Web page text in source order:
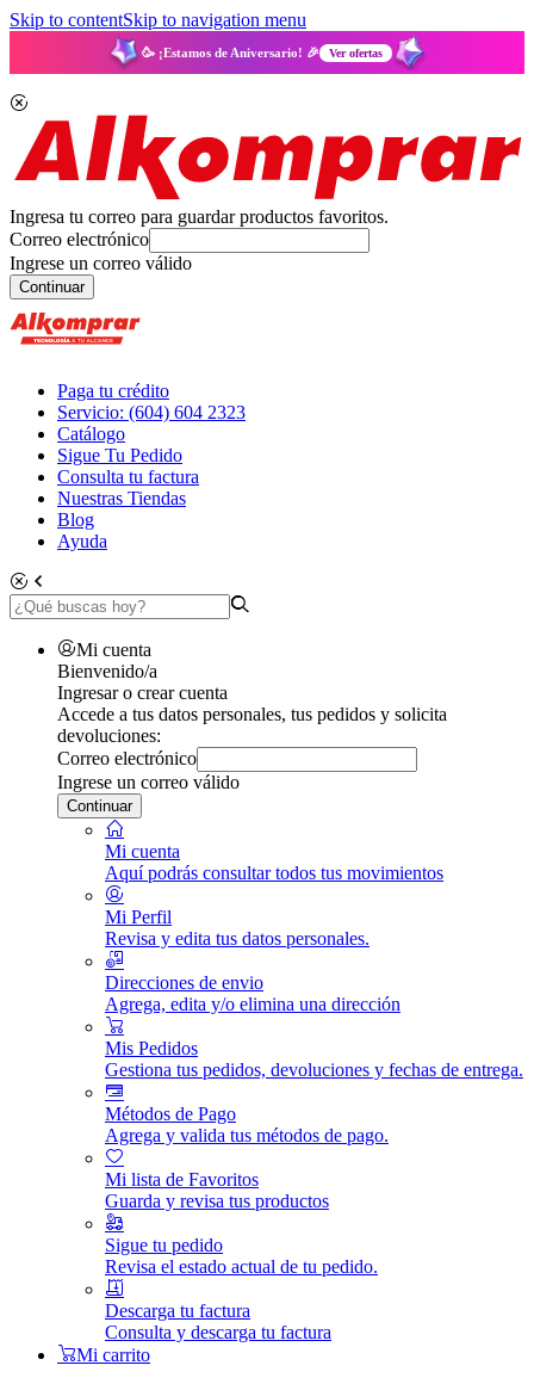
Skip to contentSkip to navigation menu
🥳 ¡Estamos de Aniversario! 🎉 Ver ofertas
Ingresa tu correo para guardar productos favoritos.
Correo electrónico
Ingrese un correo válido
Continuar
Paga tu crédito
Servicio: (604) 604 2323
Catálogo
Sigue Tu Pedido
Consulta tu factura
Nuestras Tiendas
Blog
Ayuda
Mi cuenta
Bienvenido/a
Ingresar o crear cuenta
Accede a tus datos personales, tus pedidos y solicita
devoluciones:
Correo electrónico
Ingrese un correo válido
Continuar
Mi cuenta
Aquí podrás consultar todos tus movimientos
Mi Perfil
Revisa y edita tus datos personales.
Direcciones de envio
Agrega, edita y/o elimina una dirección
Mis Pedidos
Gestiona tus pedidos, devoluciones y fechas de entrega.
Métodos de Pago
Agrega y valida tus métodos de pago.
Mi lista de Favoritos
Guarda y revisa tus productos
Sigue tu pedido
Revisa el estado actual de tu pedido.
Descarga tu factura
Consulta y descarga tu factura
Mi carrito